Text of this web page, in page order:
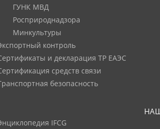
ГУНК МВД
Росприроднадзора
Минкультуры
контроль
и декларация ТР ЕАЭС
средств связи
безопасность
IFCG